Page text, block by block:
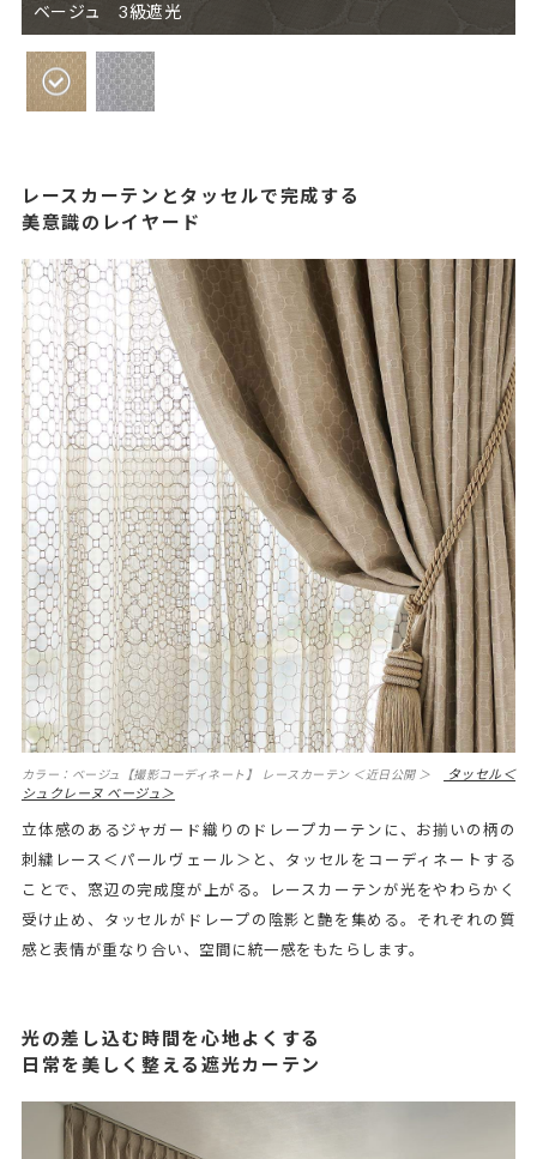
ベージュ 3級遮光
レースカーテンとタッセルで完成する
美意識のレイヤード
カラー：ベージュ【撮影コーディネート】 レースカーテン ＜近日公開 ＞
タッセル＜
シュクレーヌ ベージュ＞
立体感のあるジャガード織りのドレープカーテンに、お揃いの柄の
刺繍レース＜パールヴェール＞と、タッセルをコーディネートする
ことで、窓辺の完成度が上がる。レースカーテンが光をやわらかく
受け止め、タッセルがドレープの陰影と艶を集める。それぞれの質
感と表情が重なり合い、空間に統一感をもたらします。
光の差し込む時間を心地よくする
日常を美しく整える遮光カーテン